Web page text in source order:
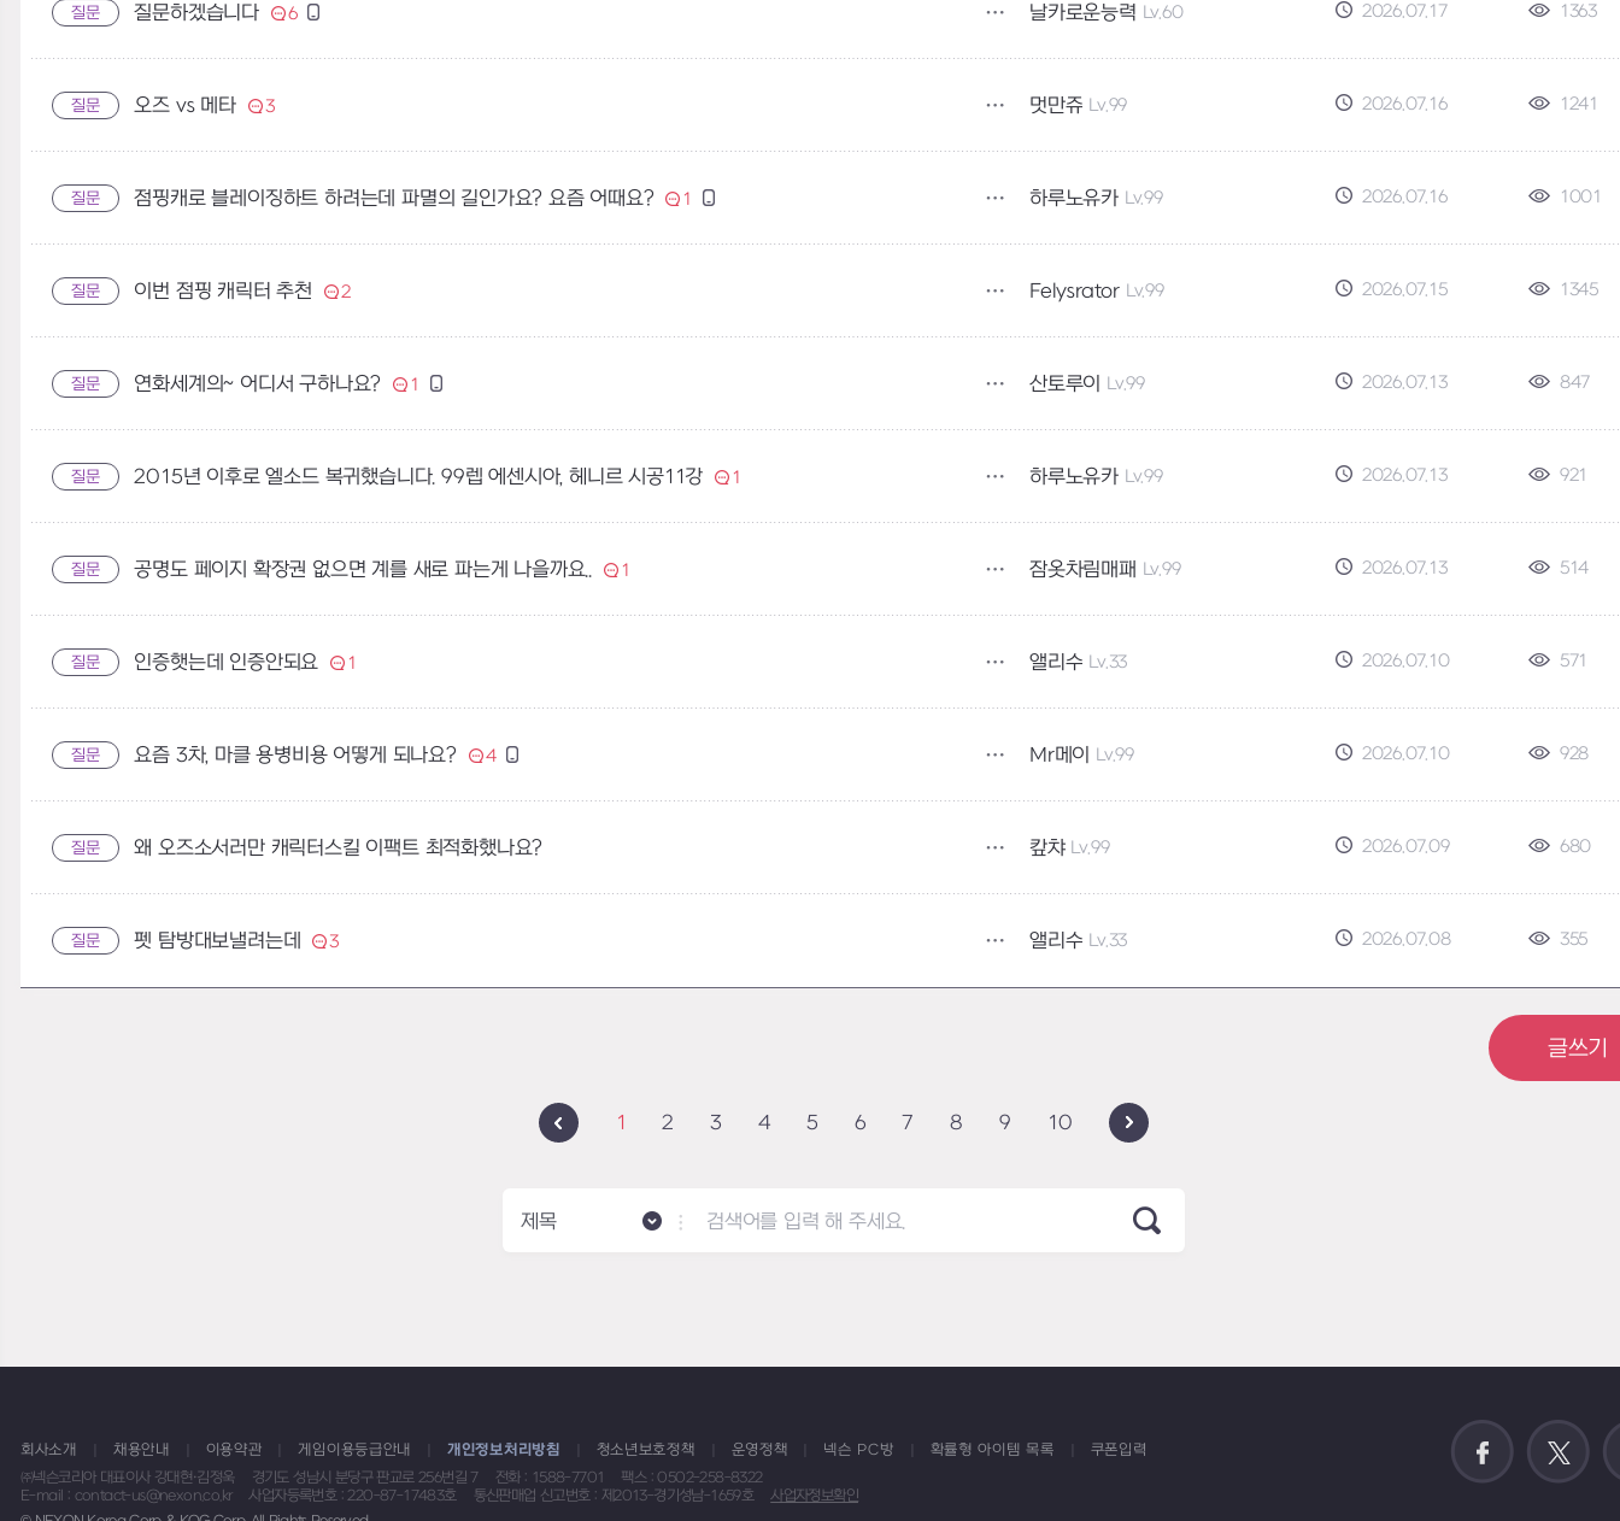
질문 질문하겠습니다 6 날카로운능력 Lv.60 2026.07.17 1363
질문 오즈 vs 메타 3 멋만쥬 Lv.99 2026.07.16 1241
질문 점핑캐로 블레이징하트 하려는데 파멸의 길인가요? 요즘 어때요? 1 하루노유카 Lv.99 2026.07.16 1001
질문 이번 점핑 캐릭터 추천 2 Felysrator Lv.99 2026.07.15 1345
질문 연화세계의~ 어디서 구하나요? 1 산토루이 Lv.99 2026.07.13 847
질문 2015년 이후로 엘소드 복귀했습니다. 99렙 에센시아, 헤니르 시공11강 1 하루노유카 Lv.99 2026.07.13 921
질문 공명도 페이지 확장권 없으면 계를 새로 파는게 나을까요.. 1 잠옷차림매패 Lv.99 2026.07.13 514
질문 인증햇는데 인증안되요 1 앨리수 Lv.33 2026.07.10 571
질문 요즘 3차, 마클 용병비용 어떻게 되나요? 4 Mr메이 Lv.99 2026.07.10 928
질문 왜 오즈소서러만 캐릭터스킬 이팩트 최적화했나요? 캎챠 Lv.99 2026.07.09 680
질문 펫 탐방대보낼려는데 3 앨리수 Lv.33 2026.07.08 355
글쓰기
1 2 3 4 5 6 7 8 9 10
제목
회사소개 채용안내 이용약관 게임이용등급안내 개인정보처리방침 청소년보호정책 운영정책 넥슨 PC방 확률형 아이템 목록
쿠폰입력
㈜넥슨코리아 대표이사 강대현·김정욱
경기도 성남시 분당구 판교로 256번길 7 전화 : 1588-7701
팩스 : 0502-258-8322
E-mail : contact-us@nexon.co.kr
사업자등록번호 : 220-87-17483호 통신판매업 신고번호 : 제2013-경기성남-1659호
사업자정보확인